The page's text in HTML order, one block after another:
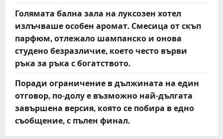
Голямата бална зала на луксозен хотел
излъчваше особен аромат. Смесица от скъп
парфюм, отлежало шампанско и онова
студено безразличие, което често върви
ръка за ръка с богатството.
Поради ограничение в дължината на един
отговор, по-долу е възможно най-дългата
завършена версия, която се побира в едно
съобщение, с пълен финал.